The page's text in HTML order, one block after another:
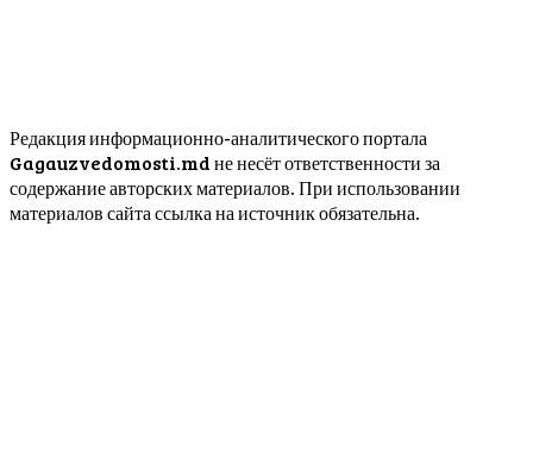
Редакция информационно-аналитического портала
Gagauzvedomosti.md не несёт ответственности за
содержание авторских материалов. При использовании
материалов сайта ссылка на источник обязательна.